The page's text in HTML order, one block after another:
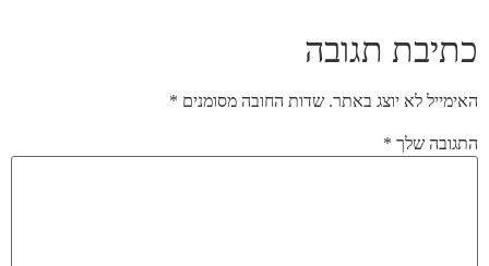
כתיבת תגובה
האימייל לא יוצג באתר. שדות החובה מסומנים*
התגובה שלך*